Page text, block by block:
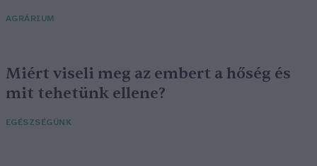
AGRÁRIUM
Miért viseli meg az embert a hőség és
mit tehetünk ellene?
EGÉSZSÉGÜNK